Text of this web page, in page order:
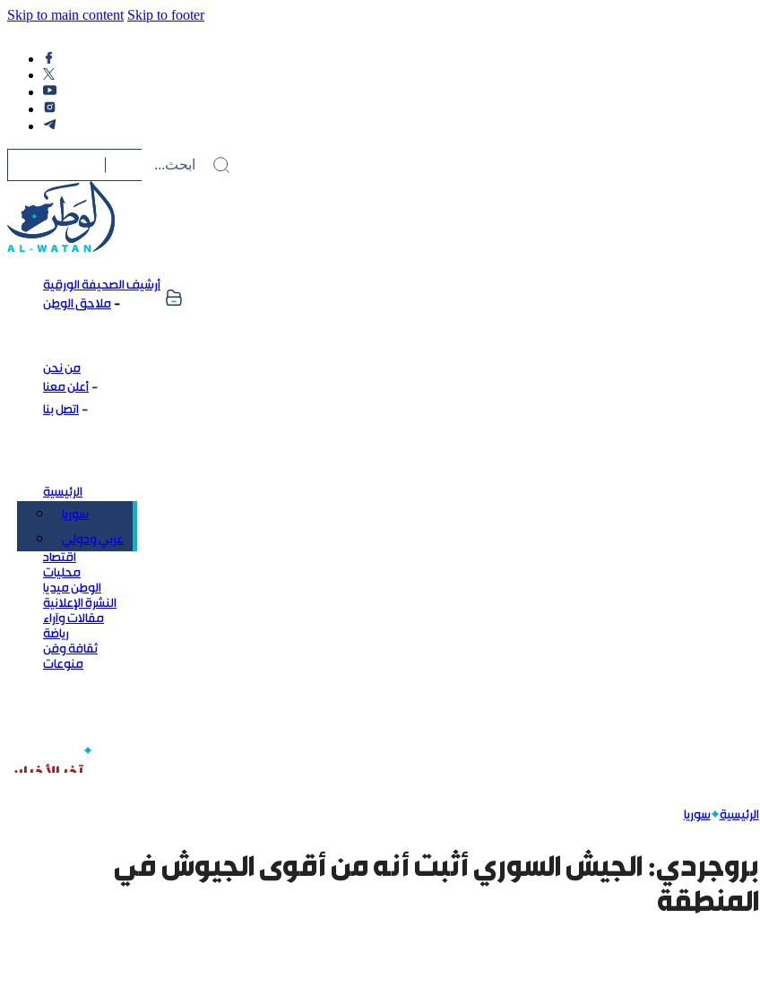
Skip to main content Skip to footer
أرشيف الصحيفة الورقية
ملاحق الوطن
من نحن
أعلن معنا
اتصل بنا
الرئيسية
سوريا
عربي ودولي
اقتصاد
محليات
الوطن ميديا
النشرة الإعلانية
مقالات وآراء
رياضة
ثقافة وفن
منوعات
الرئيسية سوريا
بروجردي: الجيش السوري أثبت أنه من أقوى الجيوش في
المنطقة